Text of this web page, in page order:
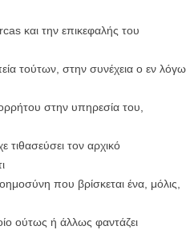
και την επικεφαλής του
τούτων, στην συνέχεια ο εν λόγω
στην υπηρεσία του,
τον αρχικό
που βρίσκεται ένα, μόλις,
ούτως ή άλλως φαντάζει